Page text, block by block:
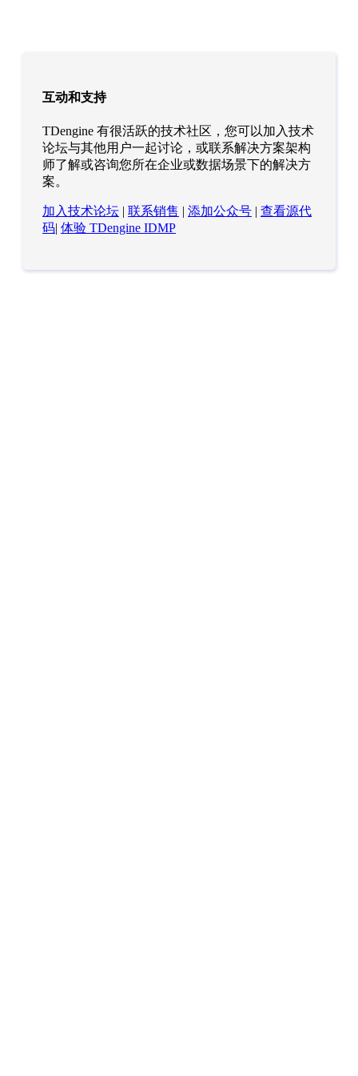
互动和支持
TDengine 有很活跃的技术社区，您可以加入技术
论坛与其他用户一起讨论，或联系解决方案架构
师了解或咨询您所在企业或数据场景下的解决方
案。
加入技术论坛 | 联系销售 | 添加公众号 | 查看源代
码| 体验 TDengine IDMP